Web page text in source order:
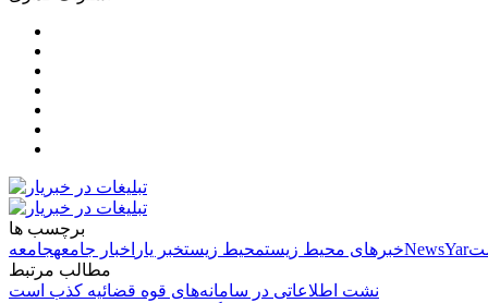
برچسب ها
خبرهای محیط زیستمحیط زیستخبر یار اخبار جامعهجامعه NewsYar
مطالب مرتبط
نشت اطلاعاتی در سامانه‌های قوه قضائیه کذب است